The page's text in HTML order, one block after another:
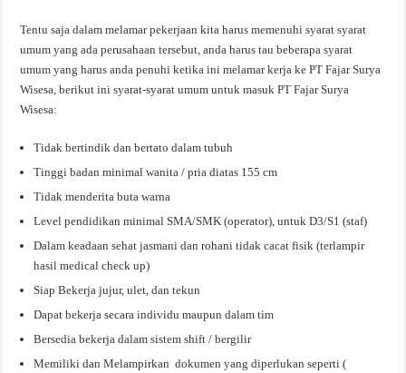
Tentu saja dalam melamar pekerjaan kita harus memenuhi syarat syarat
umum yang ada perusahaan tersebut, anda harus tau beberapa syarat
umum yang harus anda penuhi ketika ini melamar kerja ke PT Fajar Surya
Wisesa, berikut ini syarat-syarat umum untuk masuk PT Fajar Surya
Wisesa:
Tidak bertindik dan bertato dalam tubuh
Tinggi badan minimal wanita / pria diatas 155 cm
Tidak menderita buta warna
Level pendidikan minimal SMA/SMK (operator), untuk D3/S1 (staf)
Dalam keadaan sehat jasmani dan rohani tidak cacat fisik (terlampir
hasil medical check up)
Siap Bekerja jujur, ulet, dan tekun
Dapat bekerja secara individu maupun dalam tim
Bersedia bekerja dalam sistem shift / bergilir
Memiliki dan Melampirkan dokumen yang diperlukan seperti (